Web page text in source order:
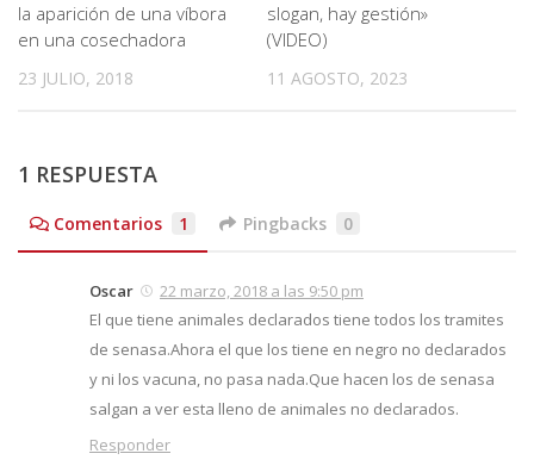
la aparición de una víbora
en una cosechadora
23 JULIO, 2018
slogan, hay gestión»
(VIDEO)
11 AGOSTO, 2023
1 RESPUESTA
Comentarios 1 Pingbacks 0
Oscar
22 marzo, 2018 a las 9:50 pm
El que tiene animales declarados tiene todos los tramites
de senasa.Ahora el que los tiene en negro no declarados
y ni los vacuna, no pasa nada.Que hacen los de senasa
salgan a ver esta lleno de animales no declarados.
Responder